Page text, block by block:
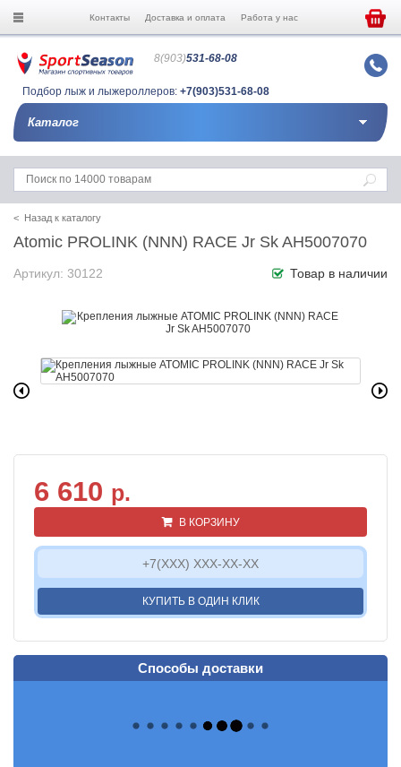
Контакты Доставка и оплата Работа у нас
8(903)531-68-08
Подбор лыж и лыжероллеров: +7(903)531-68-08
Каталог
< Назад к каталогу
Atomic PROLINK (NNN) RACE Jr Sk AH5007070
Артикул: 30122 Товар в наличии
6 610 р.
В КОРЗИНУ
КУПИТЬ В ОДИН КЛИК
Способы доставки